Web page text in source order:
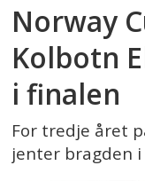
Norway
Kolbotn
i finalen
For tredje året
jenter bragden i